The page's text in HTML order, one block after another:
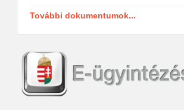
További dokumentumok...